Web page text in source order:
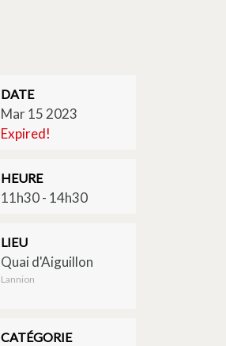
DATE
Mar 15 2023
Expired!
HEURE
11h30 - 14h30
LIEU
Quai d'Aiguillon
Lannion
CATÉGORIE